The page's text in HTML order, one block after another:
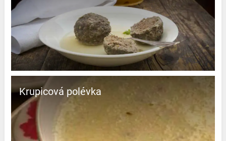
Krupicová polévka